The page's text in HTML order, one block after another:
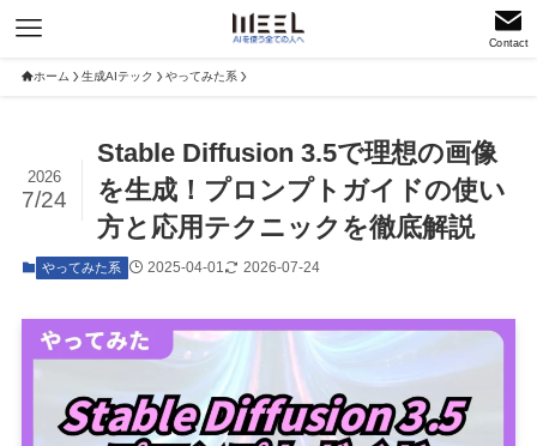
Contact
ホーム 生成AIテック やってみた系
Stable Diffusion 3.5で理想の画像
を生成！プロンプトガイドの使い
方と応用テクニックを徹底解説
2026
7/24
やってみた系 2025-04-01 2026-07-24